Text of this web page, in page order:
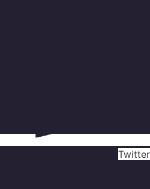
Twitter